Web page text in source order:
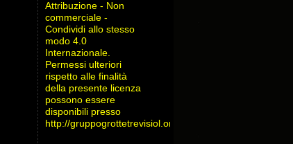
Attribuzione - Non
commerciale -
Condividi allo stesso
modo 4.0
Internazionale.
Permessi ulteriori
rispetto alle finalità
della presente licenza
possono essere
disponibili presso
http://gruppogrottetrevisiol.org/contatti/